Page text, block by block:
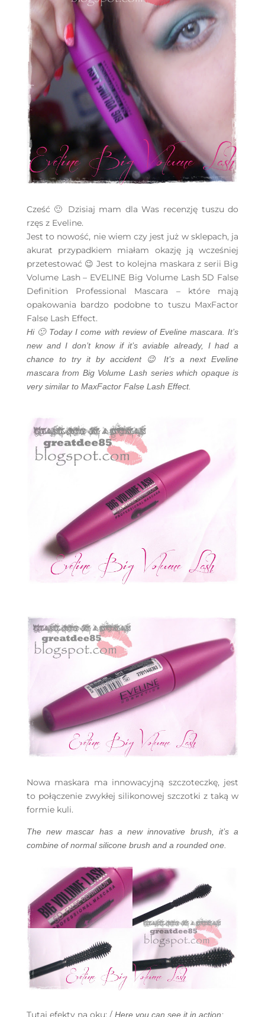
Cześć 🙂 Dzisiaj mam dla Was recenzję tuszu do
rzęs z Eveline.
Jest to nowość, nie wiem czy jest już w sklepach, ja
akurat przypadkiem miałam okazję ją wcześniej
przetestować 😉 Jest to kolejna maskara z serii Big
Volume Lash – EVELINE Big Volume Lash 5D False
Definition Professional Mascara – które mają
opakowania bardzo podobne to tuszu MaxFactor
False Lash Effect.
Hi 🙂 Today I come with review of Eveline mascara. It’s
new and I don’t know if it’s aviable already, I had a
chance to try it by accident 😉 It’s a next Eveline
mascara from Big Volume Lash series which opaque is
very similar to MaxFactor False Lash Effect.
Nowa maskara ma innowacyjną szczoteczkę, jest
to połączenie zwykłej silikonowej szczotki z taką w
formie kuli.
The new mascar has a new innovative brush, it’s a
combine of normal silicone brush and a rounded one.
Tutaj efekty na oku: / Here you can see it in action: